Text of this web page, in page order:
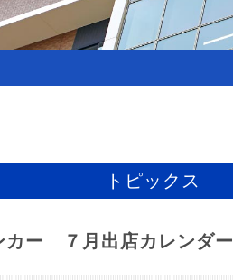
トピックス
カー ７月出店カレンダー